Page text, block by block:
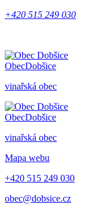
+420 515 249 030
ObecDobšice
vinařská obec
ObecDobšice
vinařská obec
Mapa webu
+420 515 249 030
obec@dobsice.cz